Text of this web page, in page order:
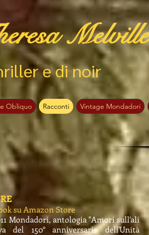
Melville
e di noir
Obliquo Racconti Vintage Mondadori
su Amazon Store
Mondadori, antologia "Amori sull'ali
del 150° anniversario dell'Unità